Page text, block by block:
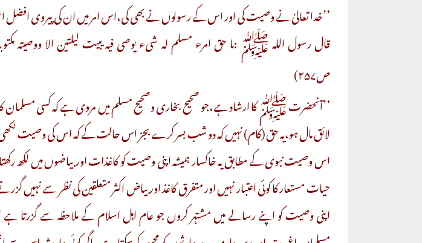
’’خدا تعالیٰ نے وصیت کی اور اس کے رسولوں نے بھی کی،اس امر میں ان کی پیروی
قال رسول اللہ ﷺ :ما حق امرء مسلم لہ شیء یوصی فیہ یبیت لیلتین الا ووصیتہ
ص۲۵۷)
’’آنحضرت ﷺ کا ارشاد ہے،جو صحیح بخاری وصحیح مسلم میں مروی ہے کہ کسی
لائق مال ہو،یہ حق (کام) نہیں کہ دو شب بسر کرے بجز اس حالت کے کہ اس کی وصیت
اس وصیت نبوی کے مطابق یہ خاکسار ہمیشہ اپنی وصیت کو کاغذات اور بیاضوں میں لکھ
حیات مستعار کا کوئی اعتبار نہیں اور متفرق کاغذ اور بیاض اکثر متعلقین کی نظر سے نہیں
اپنی وصیت کو اپنے رسالے میں مشتہر کروں جو عام اہل اسلام کے ملاحظہ سے گزرتا